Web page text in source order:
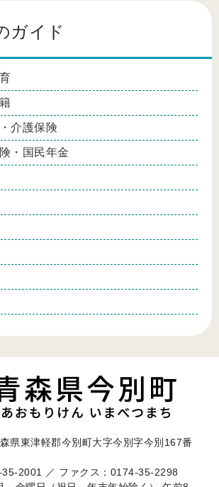
ガイド
介護保険
・国民年金
東津軽郡今別町大字今別字今別167番
2001 ／ ファクス：0174-35-2298